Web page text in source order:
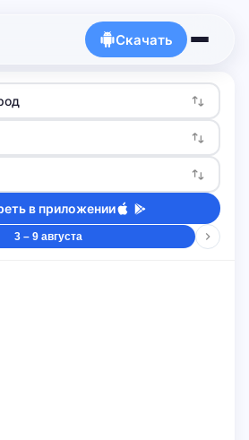
Скачать
в приложении
3 – 9 августа